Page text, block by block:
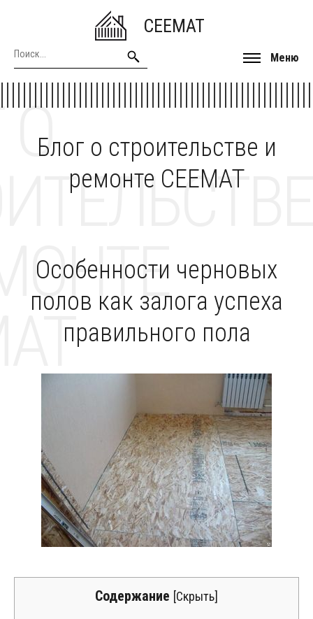
CEEMAT
Меню
Блог о строительстве и
ремонте CEEMAT
О
Особенности черновых
полов как залога успеха
правильного пола
Содержание [Скрыть]